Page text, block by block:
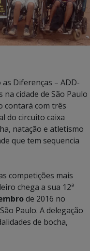
Diferenças – ADD-
cidade de São Paulo
contará com três
do circuito caixa
natação e atletismo
que tem sequencia
competições mais
chega a sua 12ª
de 2016 no
Paulo. A delegação
de bocha,